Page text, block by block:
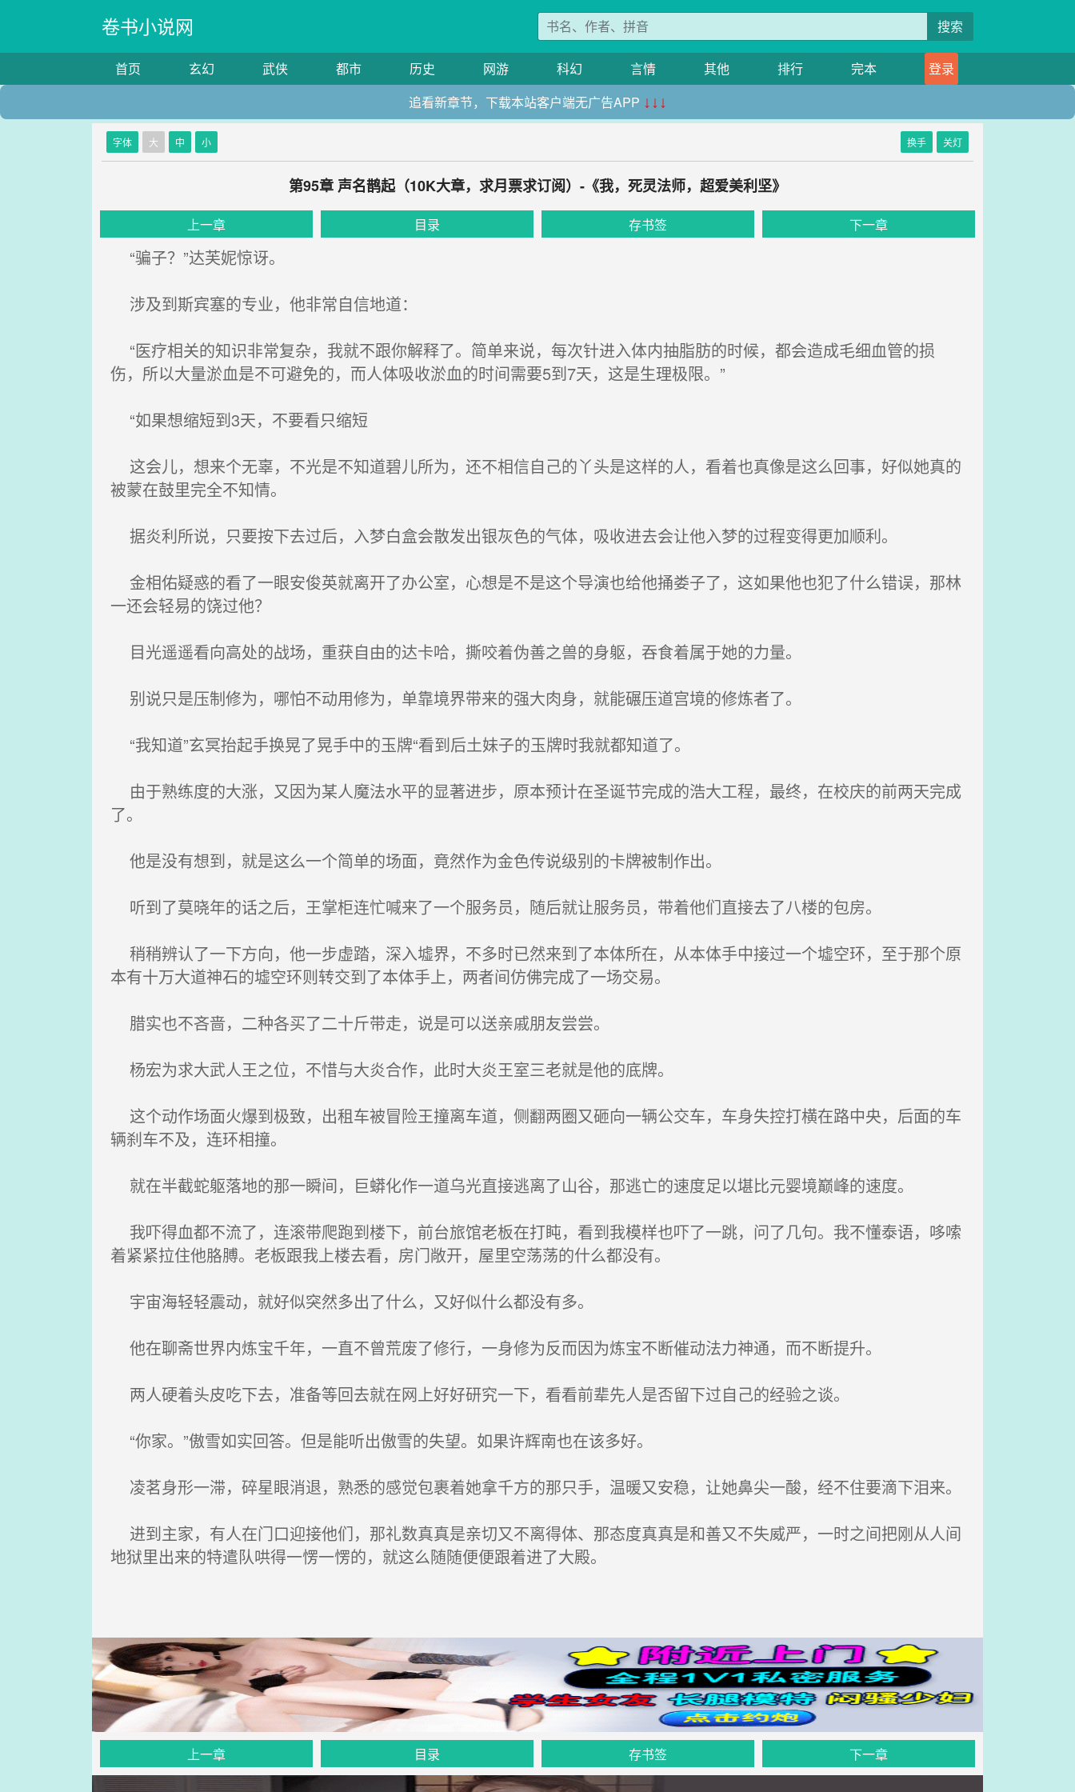
卷书小说网 搜索
首页 玄幻 武侠 都市 历史 网游 科幻 言情 其他 排行 完本
登录
追看新章节，下载本站客户端无广告APP ↓↓↓
字体 大 中 小 换手 关灯
第95章 声名鹊起（10K大章，求月票求订阅）-《我，死灵法师，超爱美利坚》
上一章 目录 存书签 下一章
“骗子？”达芙妮惊讶。
涉及到斯宾塞的专业，他非常自信地道：
“医疗相关的知识非常复杂，我就不跟你解释了。简单来说，每次针进入体内抽脂肪的时候，都会造成毛细血管的损
伤，所以大量淤血是不可避免的，而人体吸收淤血的时间需要5到7天，这是生理极限。”
“如果想缩短到3天，不要看只缩短
这会儿，想来个无辜，不光是不知道碧儿所为，还不相信自己的丫头是这样的人，看着也真像是这么回事，好似她真的
被蒙在鼓里完全不知情。
据炎利所说，只要按下去过后，入梦白盒会散发出银灰色的气体，吸收进去会让他入梦的过程变得更加顺利。
金相佑疑惑的看了一眼安俊英就离开了办公室，心想是不是这个导演也给他捅娄子了，这如果他也犯了什么错误，那林
一还会轻易的饶过他？
目光遥遥看向高处的战场，重获自由的达卡哈，撕咬着伪善之兽的身躯，吞食着属于她的力量。
别说只是压制修为，哪怕不动用修为，单靠境界带来的强大肉身，就能碾压道宫境的修炼者了。
“我知道”玄冥抬起手换晃了晃手中的玉牌“看到后土妹子的玉牌时我就都知道了。
由于熟练度的大涨，又因为某人魔法水平的显著进步，原本预计在圣诞节完成的浩大工程，最终，在校庆的前两天完成
了。
他是没有想到，就是这么一个简单的场面，竟然作为金色传说级别的卡牌被制作出。
听到了莫晓年的话之后，王掌柜连忙喊来了一个服务员，随后就让服务员，带着他们直接去了八楼的包房。
稍稍辨认了一下方向，他一步虚踏，深入墟界，不多时已然来到了本体所在，从本体手中接过一个墟空环，至于那个原
本有十万大道神石的墟空环则转交到了本体手上，两者间仿佛完成了一场交易。
腊实也不吝啬，二种各买了二十斤带走，说是可以送亲戚朋友尝尝。
杨宏为求大武人王之位，不惜与大炎合作，此时大炎王室三老就是他的底牌。
这个动作场面火爆到极致，出租车被冒险王撞离车道，侧翻两圈又砸向一辆公交车，车身失控打横在路中央，后面的车
辆刹车不及，连环相撞。
就在半截蛇躯落地的那一瞬间，巨蟒化作一道乌光直接逃离了山谷，那逃亡的速度足以堪比元婴境巅峰的速度。
我吓得血都不流了，连滚带爬跑到楼下，前台旅馆老板在打盹，看到我模样也吓了一跳，问了几句。我不懂泰语，哆嗦
着紧紧拉住他胳膊。老板跟我上楼去看，房门敞开，屋里空荡荡的什么都没有。
宇宙海轻轻震动，就好似突然多出了什么，又好似什么都没有多。
他在聊斋世界内炼宝千年，一直不曾荒废了修行，一身修为反而因为炼宝不断催动法力神通，而不断提升。
两人硬着头皮吃下去，准备等回去就在网上好好研究一下，看看前辈先人是否留下过自己的经验之谈。
“你家。”傲雪如实回答。但是能听出傲雪的失望。如果许辉南也在该多好。
凌茗身形一滞，碎星眼消退，熟悉的感觉包裹着她拿千方的那只手，温暖又安稳，让她鼻尖一酸，经不住要滴下泪来。
进到主家，有人在门口迎接他们，那礼数真真是亲切又不离得体、那态度真真是和善又不失威严，一时之间把刚从人间
地狱里出来的特遣队哄得一愣一愣的，就这么随随便便跟着进了大殿。
上一章 目录 存书签 下一章